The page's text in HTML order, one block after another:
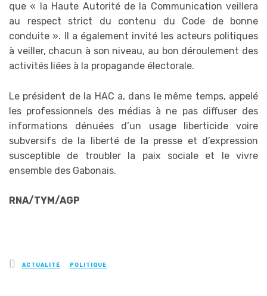
que « la Haute Autorité de la Communication veillera
au respect strict du contenu du Code de bonne
conduite ». Il a également invité les acteurs politiques
à veiller, chacun à son niveau, au bon déroulement des
activités liées à la propagande électorale.
Le président de la HAC a, dans le même temps, appelé
les professionnels des médias à ne pas diffuser des
informations dénuées d’un usage liberticide voire
subversifs de la liberté de la presse et d’expression
susceptible de troubler la paix sociale et le vivre
ensemble des Gabonais.
RNA/TYM/AGP
Posted
in
ACTUALITÉ POLITIQUE